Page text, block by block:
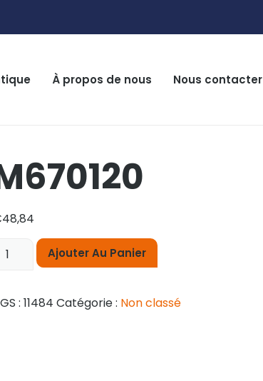
À propos de nous Nous contacter
48,84
Ajouter Au Panier
: 11484 Catégorie : Non classé